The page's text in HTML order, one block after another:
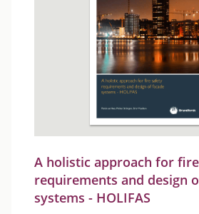
A holistic approach for
requirements and design
systems - HOLIFAS